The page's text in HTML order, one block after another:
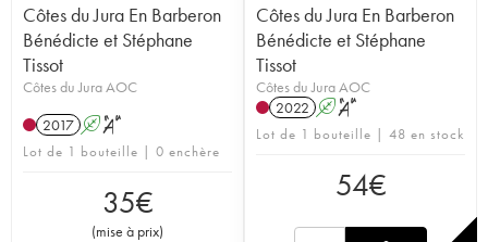
Côtes du Jura En Barberon
Bénédicte et Stéphane
Tissot
Côtes du Jura AOC
2017 A S
Lot de 1 bouteille | 0 enchère
35€
(mise à prix)
Côtes du Jura En Barberon
Bénédicte et Stéphane
Tissot
Côtes du Jura AOC
2022 A S
Lot de 1 bouteille | 48 en stock
54€